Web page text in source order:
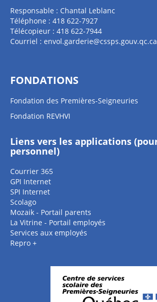
Responsable : Chantal Leblanc
Téléphone : 418 622-7927
Télécopieur : 418 622-7944
Courriel : envol.garderie@cssps.gouv.qc.ca
FONDATIONS
Fondation des Premières-Seigneuries
Fondation REVHVI
Liens vers les applications
personnel)
Courrier 365
GPI Internet
SPI Internet
Scolago
Mozaik - Portail parents
La Vitrine - Portail employés
Services aux employés
Repro +